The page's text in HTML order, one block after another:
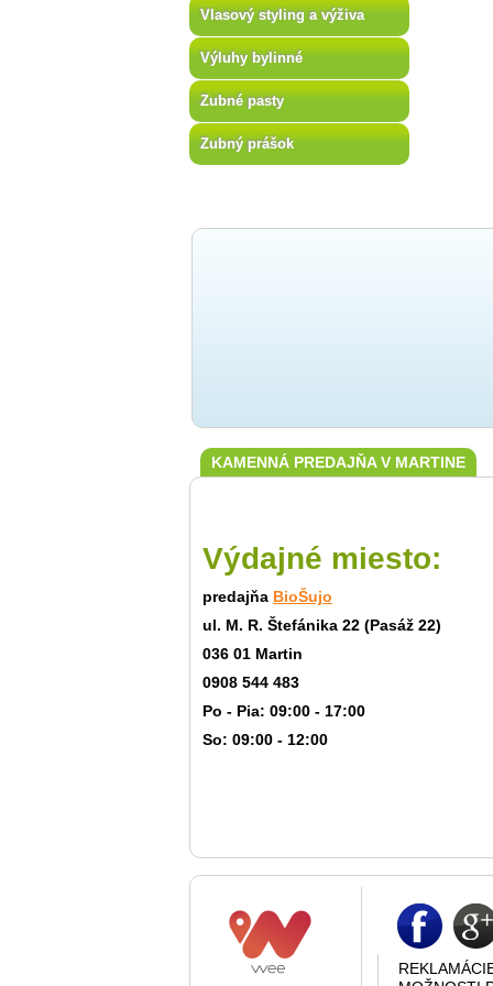
Vlasový styling a výživa
Výluhy bylinné
Zubné pasty
Zubný prášok
KAMENNÁ PREDAJŇA V MARTINE
Výdajné miesto:
predajňa BioŠujo
ul. M. R. Štefánika 22 (Pasáž 22)
036 01 Martin
0908 544 483
Po - Pia: 09:00 - 17:00
So: 09:00 - 12:00